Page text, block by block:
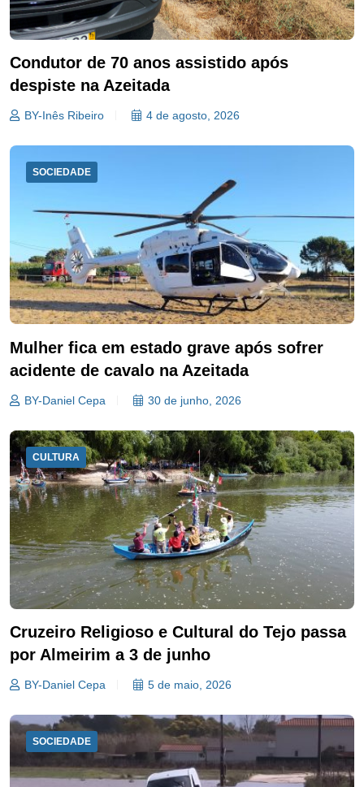
Condutor de 70 anos assistido após
despiste na Azeitada
BY-Inês Ribeiro 4 de agosto, 2026
SOCIEDADE
Mulher fica em estado grave após sofrer
acidente de cavalo na Azeitada
BY-Daniel Cepa 30 de junho, 2026
CULTURA
Cruzeiro Religioso e Cultural do Tejo passa
por Almeirim a 3 de junho
BY-Daniel Cepa 5 de maio, 2026
SOCIEDADE